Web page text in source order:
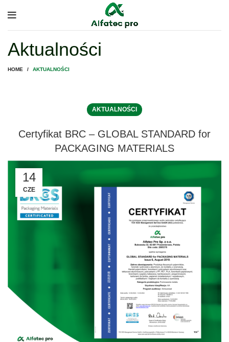
Aktualności
HOME AKTUALNOŚCI
AKTUALNOŚCI
Certyfikat BRC – GLOBAL STANDARD for
PACKAGING MATERIALS
14
CZE